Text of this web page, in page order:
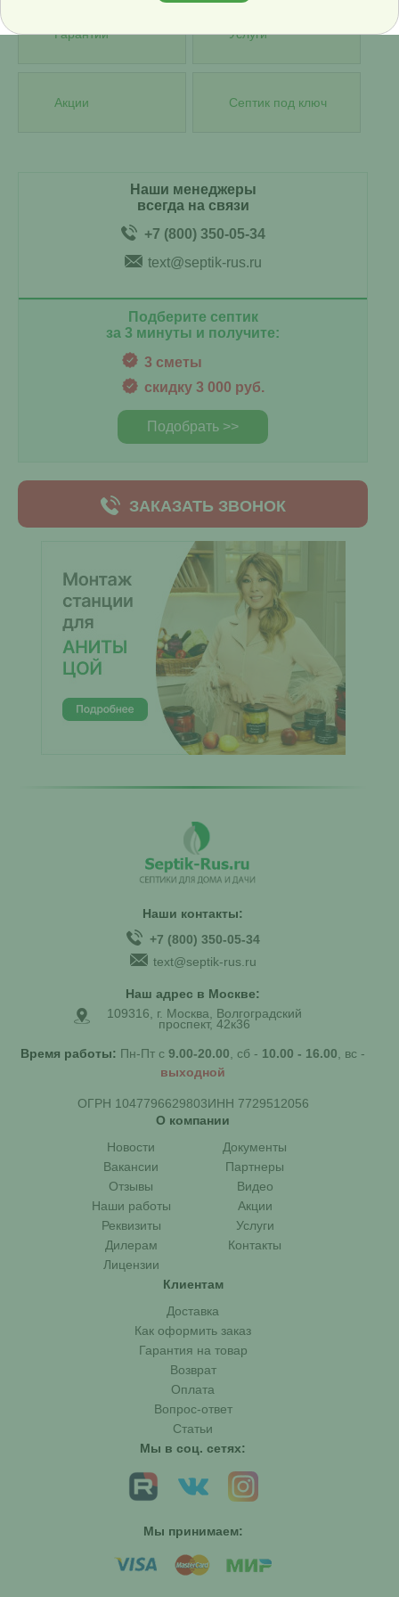
Наши менеджеры
всегда на связи
+7 (800) 350-05-34
text@septik-rus.ru
Подберите септик
за 3 минуты и получите:
3 сметы
скидку 3 000 руб.
Подобрать >>
ЗАКАЗАТЬ ЗВОНОК
Гарантии Услуги
Акции Септик под ключ
Наши контакты:
+7 (800) 350-05-34
text@septik-rus.ru
Наш адрес в Москве:
109316, г. Москва, Волгоградский
проспект, 42к36
Время работы: Пн-Пт с 9.00-20.00 , сб - 10.00 - 16.00 , вс -
выходной
ОГРН 1047796629803ИНН 7729512056
О компании
Новости
Документы
Вакансии
Партнеры
Отзывы
Видео
Наши работы
Акции
Реквизиты
Услуги
Дилерам
Контакты
Лицензии
Клиентам
Доставка
Как оформить заказ
Гарантия на товар
Возврат
Оплата
Вопрос-ответ
Статьи
Мы в соц. сетях:
Мы принимаем: